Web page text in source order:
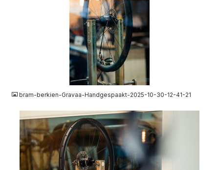
bram-berkien-Gravaa-Handgespaakt-2025-10-30-12-41-21